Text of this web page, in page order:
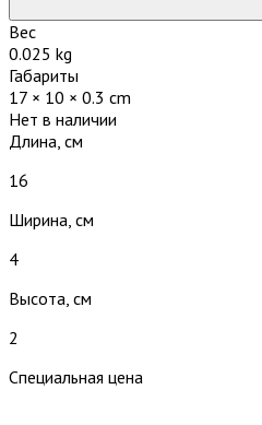
Вес
0.025 kg
Габариты
17 × 10 × 0.3 cm
Нет в наличии
Длина, см
16
Ширина, см
4
Высота, см
2
Специальная цена